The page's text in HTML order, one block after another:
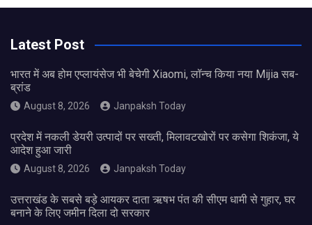
Latest Post
भारत में अब होम एप्लायंसेज भी बेचेगी Xiaomi, लॉन्च किया नया Mijia सब-
ब्रांड
August 8, 2026 Janpaksh Today
प्रदेश में नकली डेयरी उत्पादों पर सख्ती, मिलावटखोरों पर कसेगा शिकंजा, ये
आदेश हुआ जारी
August 8, 2026 Janpaksh Today
उत्तराखंड के सबसे बड़े आयकर दाता ऋषभ पंत की सीएम धामी से गुहार, घर
बनाने के लिए जमीन दिला दो सरकार